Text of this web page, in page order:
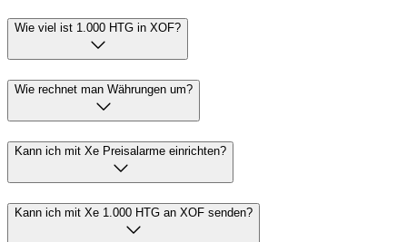
Wie viel ist 1.000 HTG in XOF?
Wie rechnet man Währungen um?
Kann ich mit Xe Preisalarme einrichten?
Kann ich mit Xe 1.000 HTG an XOF senden?